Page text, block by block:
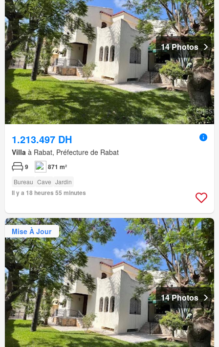
14 Photos
1.213.497 DH
Villa à Rabat, Préfecture de Rabat
9 871 m²
Bureau Cave Jardin
Il y a 18 heures 55 minutes
Mise À Jour
14 Photos